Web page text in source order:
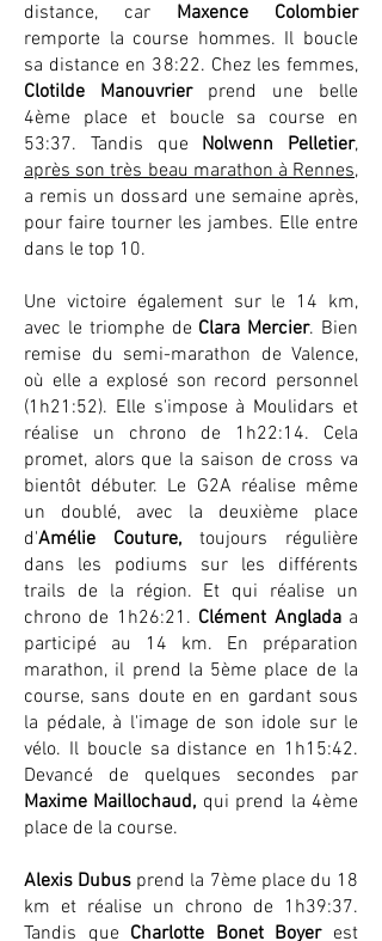
distance, car Maxence Colombier
remporte la course hommes. Il boucle
sa distance en 38:22. Chez les femmes,
Clotilde Manouvrier prend une belle
4ème place et boucle sa course en
53:37. Tandis que Nolwenn Pelletier,
après son très beau marathon à Rennes,
a remis un dossard une semaine après,
pour faire tourner les jambes. Elle entre
dans le top 10.
Une victoire également sur le 14 km,
avec le triomphe de Clara Mercier. Bien
remise du semi-marathon de Valence,
où elle a explosé son record personnel
(1h21:52). Elle s'impose à Moulidars et
réalise un chrono de 1h22:14. Cela
promet, alors que la saison de cross va
bientôt débuter. Le G2A réalise même
un doublé, avec la deuxième place
d'Amélie Couture, toujours régulière
dans les podiums sur les différents
trails de la région. Et qui réalise un
chrono de 1h26:21. Clément Angladaa
participé au 14 km. En préparation
marathon, il prend la 5ème place de la
course, sans doute en en gardant sous
la pédale, à l'image de son idole sur le
vélo. Il boucle sa distance en 1h15:42.
Devancé de quelques secondes par
Maxime Maillochaud, qui prend la 4ème
place de la course.
Alexis Dubus prend la 7ème place du 18
km et réalise un chrono de 1h39:37.
Tandis que Charlotte Bonet Boyerest